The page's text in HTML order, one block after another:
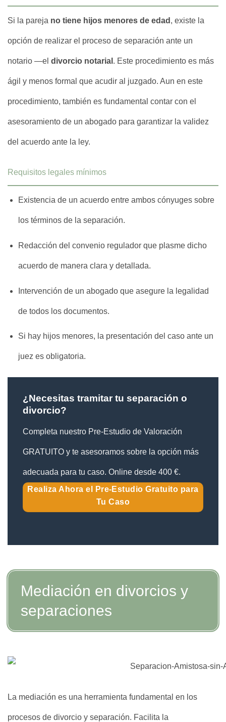
Si la pareja no tiene hijos menores de edad , existe la
opción de realizar el proceso de separación ante un
notario —el divorcio notarial . Este procedimiento es más
ágil y menos formal que acudir al juzgado. Aun en este
procedimiento, también es fundamental contar con el
asesoramiento de un abogado para garantizar la validez
del acuerdo ante la ley.
Requisitos legales mínimos
Existencia de un acuerdo entre ambos cónyuges sobre
los términos de la separación.
Redacción del convenio regulador que plasme dicho
acuerdo de manera clara y detallada.
Intervención de un abogado que asegure la legalidad
de todos los documentos.
Si hay hijos menores, la presentación del caso ante un
juez es obligatoria.
¿Necesitas tramitar tu separación o
divorcio?
Completa nuestro Pre-Estudio de Valoración
GRATUITO y te asesoramos sobre la opción más
adecuada para tu caso. Online desde 400 €.
Realiza Ahora el Pre-Estudio Gratuito para
Tu Caso
Mediación en divorcios y
separaciones
La mediación es una herramienta fundamental en los
procesos de divorcio y separación. Facilita la